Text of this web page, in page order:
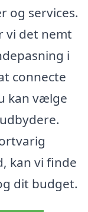
og services.
vi det nemt
i
connecte
kan vælge
kan vi finde
dit budget.